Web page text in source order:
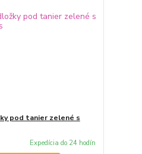
pod tanier zelené s
Expedícia do 24 hodín